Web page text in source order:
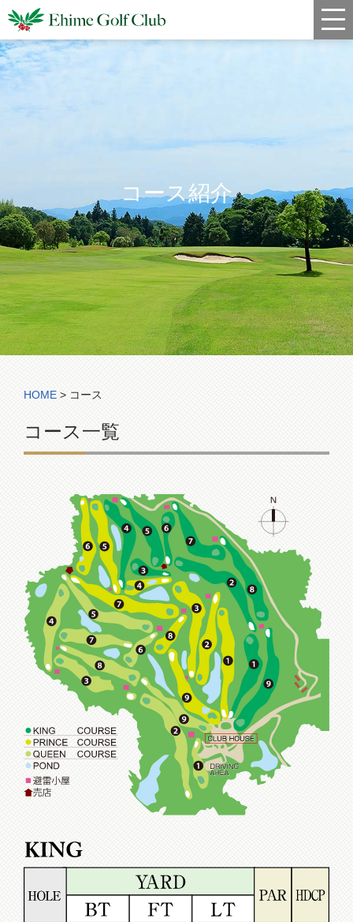
料金
クラブハウス
レストラン
年間スケジュール
宿泊・姉妹コース
アクセス
コース紹介
HOME > コース
コース一覧